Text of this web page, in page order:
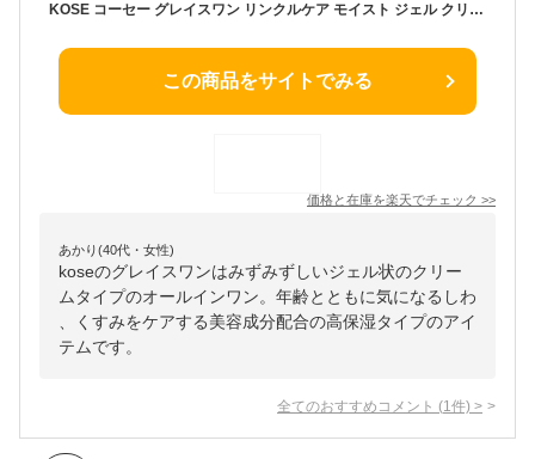
KOSE コーセー グレイスワン リンクルケア モイスト ジェル クリーム 100g 保湿 しわ改善 オールインワン スキンケア しわ くすみ エイジングケア 国産 化粧水 美容液 乳液 クリーム マッサージ アイクリーム ネッククリーム
この商品をサイトでみる
価格と在庫を楽天でチェック >>
あかり(40代・女性)
koseのグレイスワンはみずみずしいジェル状のクリー
ムタイプのオールインワン。年齢とともに気になるしわ
、くすみをケアする美容成分配合の高保湿タイプのアイ
テムです。
全てのおすすめコメント (1 件) >